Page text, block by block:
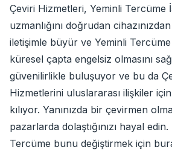
Çeviri Hizmetleri, Yeminli Tercüme
uzmanlığını doğrudan
iletişimle büyür ve Yeminli
küresel çapta engelsiz olmasını
güvenilirlikle buluşuyor ve bu da
Hizmetlerini uluslararası ilişkiler
kılıyor. Yanınızda bir çevirmen
pazarlarda dolaştığınızı hayal
Tercüme bunu değiştirmek için